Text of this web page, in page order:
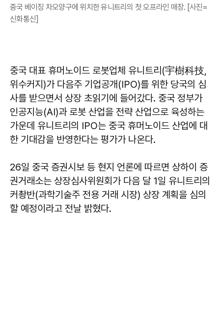
중국 베이징 차오양구에 위치한 유니트리의 첫 오프라인 매장. [사진=
신화통신]
중국 대표 휴머노이드 로봇업체 유니트리(宇樹科技,
위수커지)가 다음주 기업공개(IPO)를 위한 당국의 심
사를 받으면서 상장 초읽기에 들어갔다. 중국 정부가
인공지능(AI)과 로봇 산업을 전략 산업으로 육성하는
가운데 유니트리의 IPO는 중국 휴머노이드 산업에 대
한 기대감을 반영한다는 평가가 나온다.
26일 중국 증권시보 등 현지 언론에 따르면 상하이 증
권거래소는 상장심사위원회가 다음 달 1일 유니트리의
커촹반(과학기술주 전용 거래 시장) 상장 계획을 심의
할 예정이라고 전날 밝혔다.